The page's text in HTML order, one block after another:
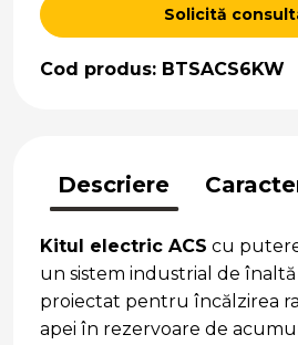
Solicită
Cod produs: BTSACS6KW
Descriere
Kitul electric ACS cu
un sistem industrial de
proiectat pentru încălzirea
apei în rezervoare de